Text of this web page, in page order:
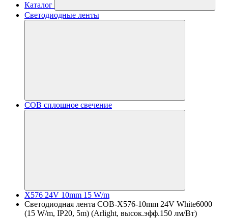
Каталог
Светодиодные ленты
COB сплошное свечение
X576 24V 10mm 15 W/m
Светодиодная лента COB-X576-10mm 24V White6000
(15 W/m, IP20, 5m) (Arlight, высок.эфф.150 лм/Вт)